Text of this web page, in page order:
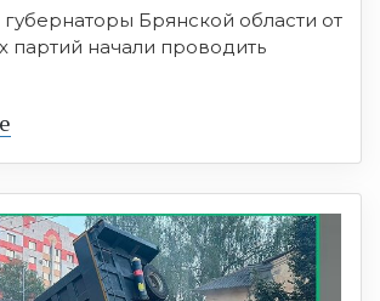
Брянской области от
партий начали проводить